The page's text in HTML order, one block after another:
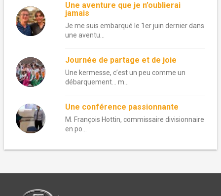
Une aventure que je n’oublierai
jamais
Je me suis embarqué le 1er juin dernier dans
une aventu...
Journée de partage et de joie
Une kermesse, c’est un peu comme un
débarquement… m...
Une conférence passionnante
M. François Hottin, commissaire divisionnaire
en po...